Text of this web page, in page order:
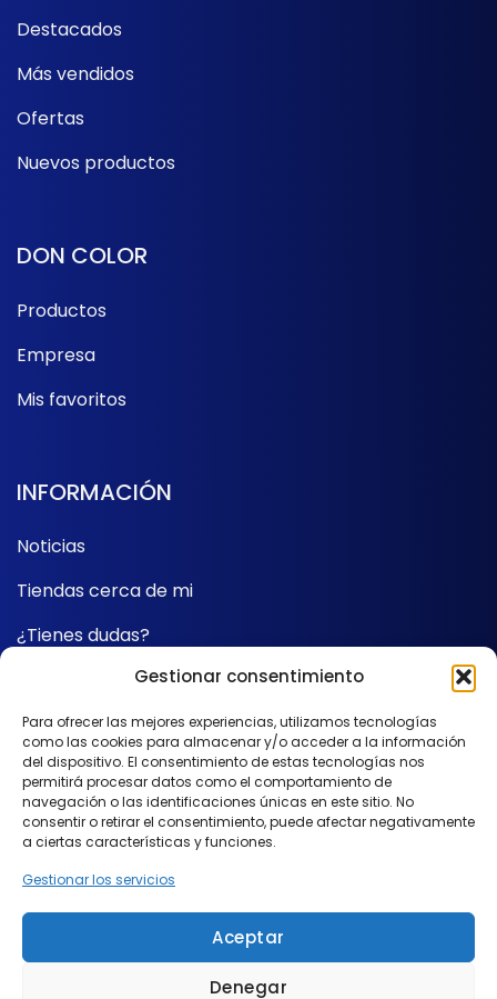
Gestionar consentimiento
Para ofrecer las mejores experiencias, utilizamos tecnologías
como las cookies para almacenar y/o acceder a la información
del dispositivo. El consentimiento de estas tecnologías nos
permitirá procesar datos como el comportamiento de
navegación o las identificaciones únicas en este sitio. No
consentir o retirar el consentimiento, puede afectar negativamente
a ciertas características y funciones.
Gestionar los servicios
Aceptar
Denegar
Destacados
Más vendidos
Ofertas
Nuevos productos
DON COLOR
Productos
Empresa
Mis favoritos
INFORMACIÓN
Noticias
Tiendas cerca de mi
¿Tienes dudas?
SÍGUENOS
Made with byUNANIME